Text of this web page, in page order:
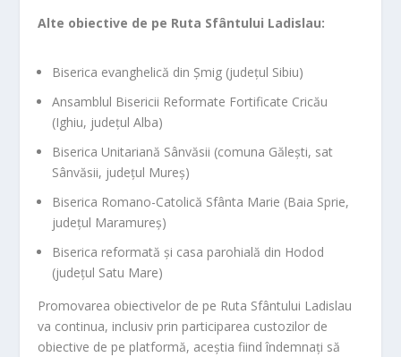
Alte obiective de pe Ruta Sfântului Ladislau:
Biserica evanghelică din Șmig (județul Sibiu)
Ansamblul Bisericii Reformate Fortificate Cricău
(Ighiu, județul Alba)
Biserica Unitariană Sânvăsii (comuna Gălești, sat
Sânvăsii, județul Mureș)
Biserica Romano-Catolică Sfânta Marie (Baia Sprie,
județul Maramureș)
Biserica reformată și casa parohială din Hodod
(județul Satu Mare)
Promovarea obiectivelor de pe Ruta Sfântului Ladislau
va continua, inclusiv prin participarea custozilor de
obiective de pe platformă, aceștia fiind îndemnați să